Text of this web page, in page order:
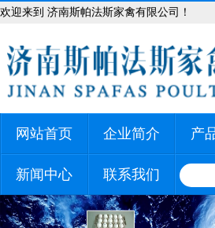
欢迎来到 济南斯帕法斯家禽有限公司！
网站首页 企业简介 产
新闻中心 联系我们